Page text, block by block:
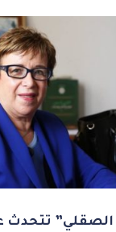
الصقلي” تتحدث